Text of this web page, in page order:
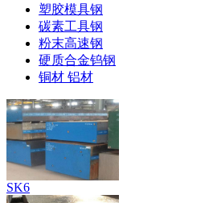
塑胶模具钢
碳素工具钢
粉末高速钢
硬质合金钨钢
铜材 铝材
SK6